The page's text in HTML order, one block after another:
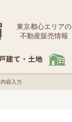
東京都⼼エリアの
不動産販売情報
容入力